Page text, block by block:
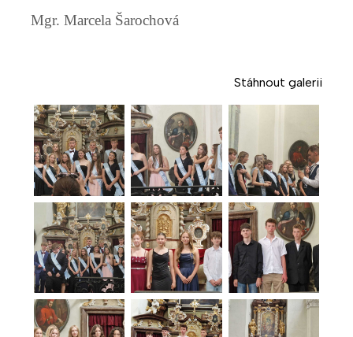
Mgr. Marcela Šarochová
Stáhnout galerii